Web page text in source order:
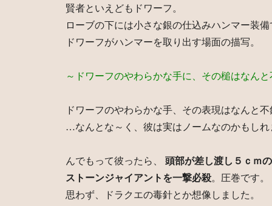
賢者といえどもドワーフ。
ローブの下には小さな銀の仕込みハンマー装備
ドワーフがハンマーを取り出す場面の描写。
～ドワーフのやわらかな手に、その槌はなん
ドワーフのやわらかな手、その表現はなんと
…なんとな～く、彼は実はノームなのかもしれ
んでもって彼ったら、 頭部が差し渡し５ｃｍ
ストーンジャイアントを一撃必殺。圧巻です。
思わず、ドラクエの毒針とか想像しました。